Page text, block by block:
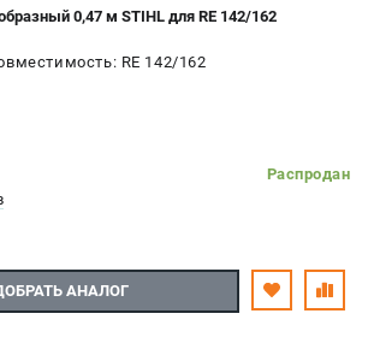
0,47 м STIHL для RE 142/162
RE 142/162
Распродан
АНАЛОГ